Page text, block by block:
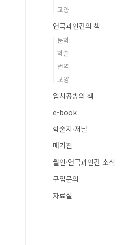
교양
연극과인간의 책
문학
학술
번역
교양
입시공방의 책
e-book
학술지·저널
매거진
월인·연극과인간 소식
구입문의
자료실